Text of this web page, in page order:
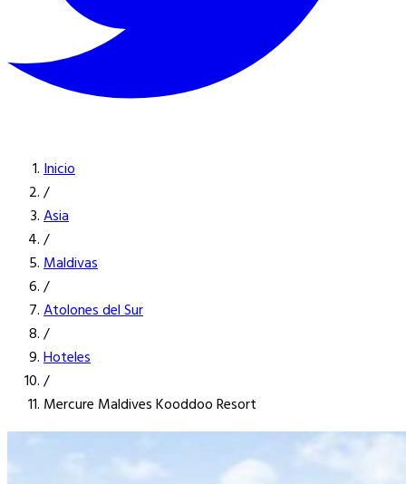
Inicio
/
Asia
/
Maldivas
/
Atolones del Sur
/
Hoteles
/
Mercure Maldives Kooddoo Resort